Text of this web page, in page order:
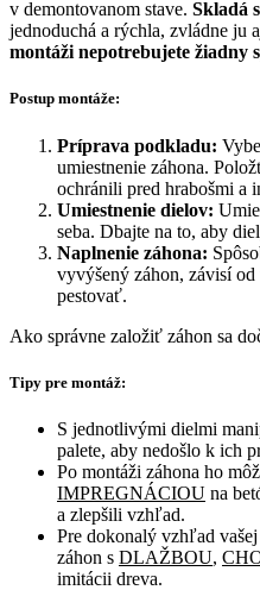
v demontovanom stave. Skladá
jednoduchá a rýchla, zvládne ju
montáži nepotrebujete žiadny
Postup montáže:
Príprava podkladu:
umiestnenie záhona.
ochránili pred hrabošmi a
Umiestnenie dielov:
seba. Dbajte na to, aby
Naplnenie záhona:
vyvýšený záhon, závisí
pestovať.
Ako správne založiť záhon sa
Tipy pre montáž:
S jednotlivými dielmi
palete, aby nedošlo k ich
Po montáži záhona ho
IMPREGNÁCIOU na
a zlepšili vzhľad.
Pre dokonalý vzhľad
záhon s DLAŽBOU,
imitácii dreva.